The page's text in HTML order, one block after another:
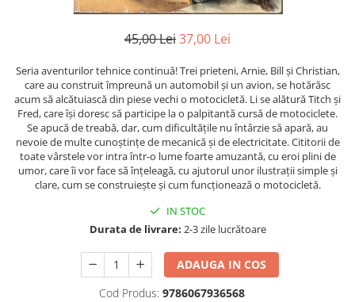
Știință si natură
Vârstă
0-2 ani
10+ ani
14+ ani
2-5 ani
5-7 ani
toate vârstele
Editura Univers
45,00 Lei37,00 Lei
Seria aventurilor tehnice continuă! Trei prieteni, Arnie, Bill și Christian,
care au construit împreună un automobil și un avion, se hotărăsc
acum să alcătuiască din piese vechi o motocicletă. Li se alătură Titch și
Fred, care își doresc să participe la o palpitantă cursă de motociclete.
Se apucă de treabă, dar, cum dificultățile nu întârzie să apară, au
nevoie de multe cunoștințe de mecanică și de electricitate. Cititorii de
toate vârstele vor intra într-o lume foarte amuzantă, cu eroi plini de
umor, care îi vor face să înțeleagă, cu ajutorul unor ilustrații simple și
clare, cum se construiește și cum funcționează o motocicletă.
IN STOC
Durata de livrare: 2-3 zile lucrătoare
ADAUGA IN COS
Cod Produs: 9786067936568